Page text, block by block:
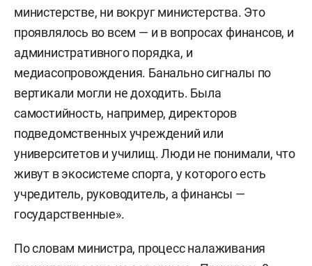
министерстве, ни вокруг министерства. Это
проявлялось во всем — и в вопросах финансов, и
административного порядка, и
медиасопровождения. Банально сигналы по
вертикали могли не доходить. Была
самостийность, например, директоров
подведомственных учреждений или
университетов и училищ. Люди не понимали, что
живут в экосистеме спорта, у которого есть
учредитель, руководитель, а финансы —
государственные».
По словам министра, процесс налаживания